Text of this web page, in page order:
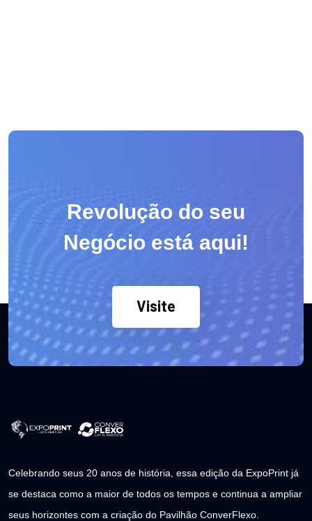
Revolução do seu
Negócio está aqui!
Visite
Celebrando seus 20 anos de história, essa edição da ExpoPrint já
se destaca como a maior de todos os tempos e continua a ampliar
seus horizontes com a criação do Pavilhão ConverFlexo.